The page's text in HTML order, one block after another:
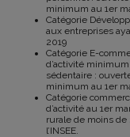
minimum au 1er
Catégorie
aux entreprises
2019
Catégorie E-
d’activité
sédentaire :
minimum au 1er
Catégorie
d’activité au 1er
rurale de moins
l’INSEE.